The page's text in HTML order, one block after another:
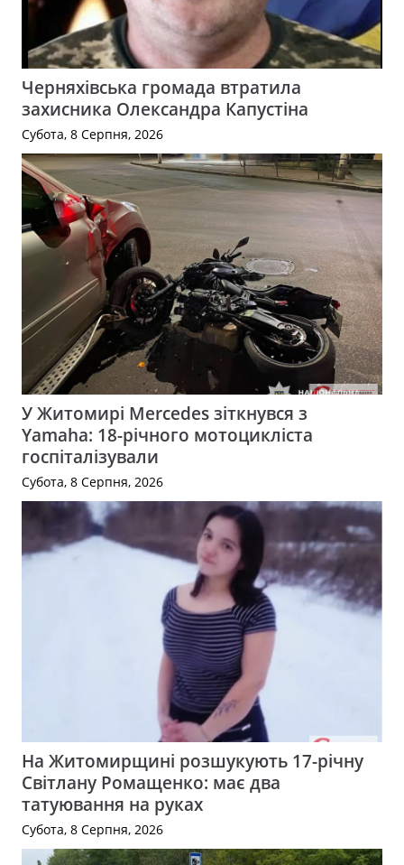
Черняхівська громада втратила
захисника Олександра Капустіна
Субота, 8 Серпня, 2026
У Житомирі Mercedes зіткнувся з
Yamaha: 18-річного мотоцикліста
госпіталізували
Субота, 8 Серпня, 2026
На Житомирщині розшукують 17-річну
Світлану Ромащенко: має два
татуювання на руках
Субота, 8 Серпня, 2026